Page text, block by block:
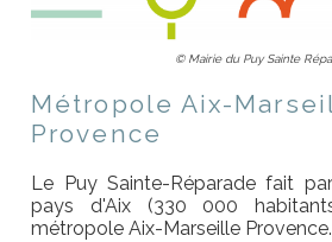
© Mairie du Puy Sainte
Métropole Aix-
Provence
Le Puy Sainte-Réparade fait
pays d'Aix (330 000
métropole Aix-Marseille Provence.